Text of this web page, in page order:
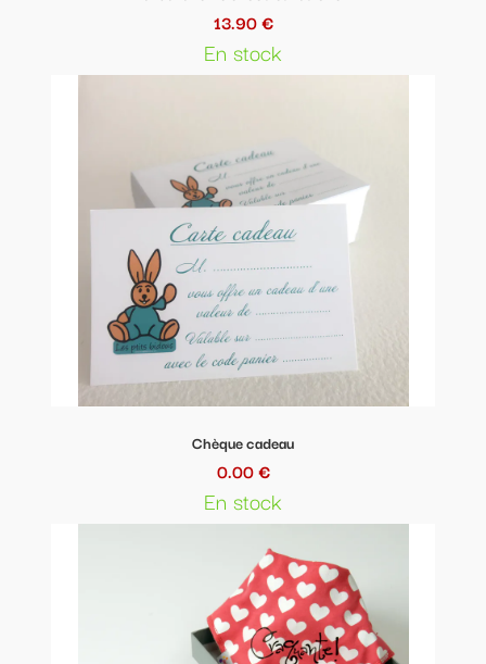
13.90 €
En stock
Chèque cadeau
0.00 €
En stock